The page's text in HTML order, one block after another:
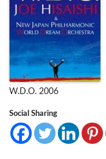
W.D.O. 2006
Social Sharing